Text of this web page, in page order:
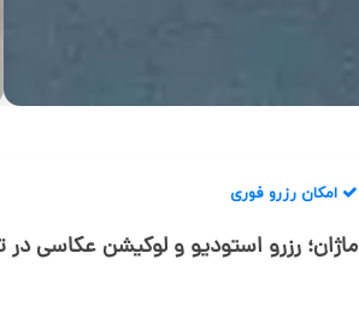
امکان رزرو فوری
ماژان؛ رزرو استودیو و لوکیشن عکاسی در